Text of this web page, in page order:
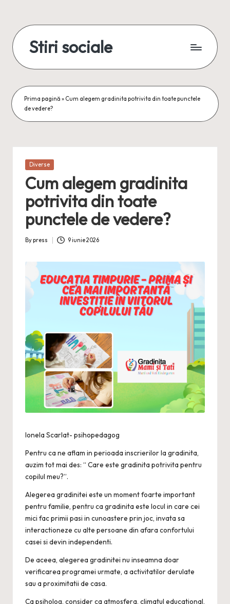
content
Stiri sociale
conexiuni
reale
Prima pagină » Cum alegem gradinita potrivita din toate punctele
de vedere?
Posted
Diverse
Cum alegem gradinita
potrivita din toate
punctele de vedere?
Posted
Bypress 9 iunie 2026
Ionela Scarlat- psihopedagog
Pentru ca ne aflam in perioada inscrierilor la gradinita,
auzim tot mai des: “ Care este gradinita potrivita pentru
copilul meu?”.
Alegerea gradinitei este un moment foarte important
pentru familie, pentru ca gradinita este locul in care cei
mici fac primii pasi in cunoastere prin joc, invata sa
interactioneze cu alte persoane din afara confortului
casei si devin independenti.
De aceea, alegerea gradinitei nu inseamna doar
verificarea programei urmate, a activitatilor derulate
sau a proximitatii de casa.
Ca psiholog, consider ca atmosfera, climatul educational,